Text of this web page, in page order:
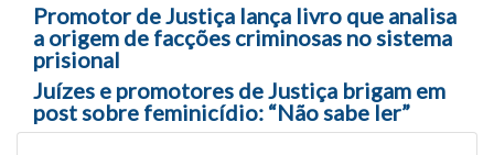
Navegação entre posts
Promotor de Justiça lança livro que analisa
a origem de facções criminosas no sistema
prisional
Juízes e promotores de Justiça brigam em
post sobre feminicídio: “Não sabe ler”